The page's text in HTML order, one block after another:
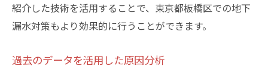
紹介した技術を活用することで、東京都板橋区での地下
漏水対策もより効果的に行うことができます。
過去のデータを活用した原因分析